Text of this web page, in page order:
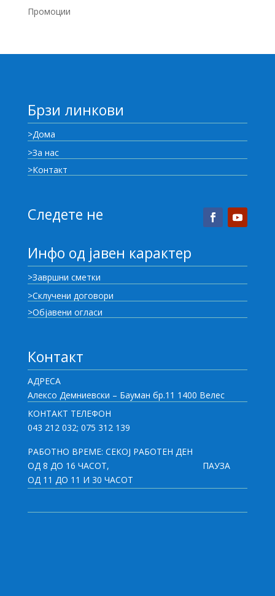
Промоции
Брзи линкови
>Дома
>За нас
>Контакт
Следете не
Инфо од јавен карактер
>Завршни сметки
>Склучени договори
>Објавени огласи
Контакт
АДРЕСА
Алексо Демниевски – Бауман бр.11 1400 Велес
КОНТАКТ ТЕЛЕФОН
043 212 032; 075 312 139
РАБОТНО ВРЕМЕ: СЕКОЈ РАБОТЕН ДЕН
ОД 8 ДО 16 ЧАСОТ, ПАУЗА
ОД 11 ДО 11 И 30 ЧАСОТ